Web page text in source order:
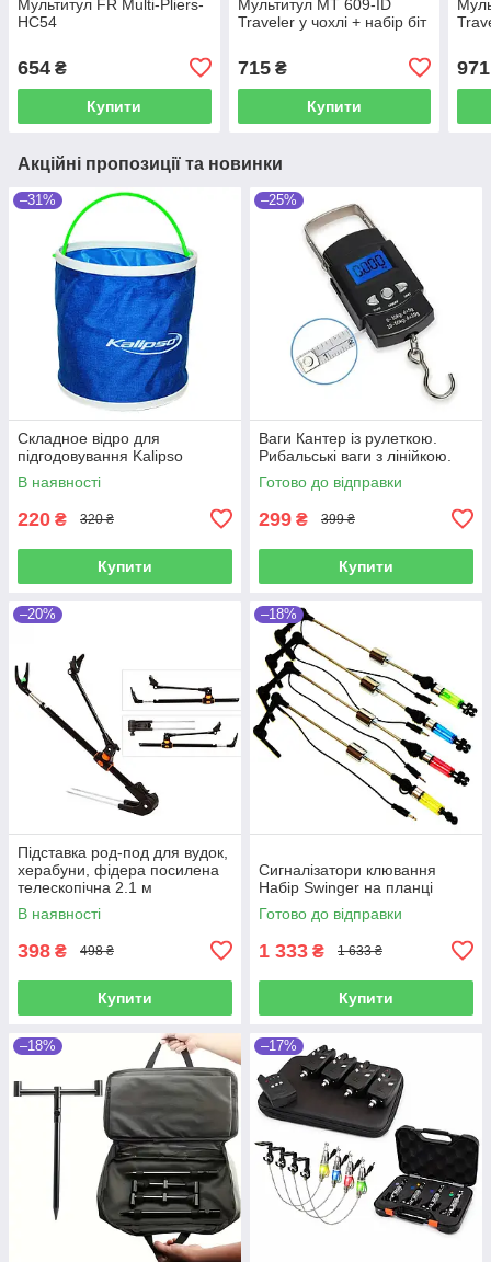
Мультитул FR Multi-Pliers-
HC54
654 ₴
Купити
Мультитул MT 609-ID
Traveler у чохлі + набір біт
715₴
Купити
971
Акційні пропозиції та новинки
–31%
Складное відро для
підгодовування Kalipso
В наявності
220 ₴ 320 ₴
Купити
–25%
Ваги Кантер із рулеткою.
Рибальські ваги з лінійкою.
Готово до відправки
299 ₴ 399 ₴
Купити
–20%
Підставка род-под для вудок,
херабуни, фідера посилена
телескопічна 2.1 м
В наявності
398 ₴ 498 ₴
Купити
–18%
Сигналізатори клювання
Набір Swinger на планці
Готово до відправки
1 333 ₴ 1 633 ₴
Купити
–18% –17%